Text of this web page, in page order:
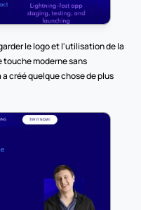
le logo et l'utilisation de la
touche moderne sans
créé quelque chose de plus